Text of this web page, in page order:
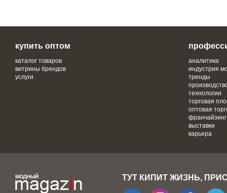
купить оптом
каталог товаров
витрины брендов
услуги
аналитика
индустрия
тренды
технологии
торговая
оптовая
франчайзинг
выставки
карьера
ТУТ КИПИТ ЖИЗНЬ,